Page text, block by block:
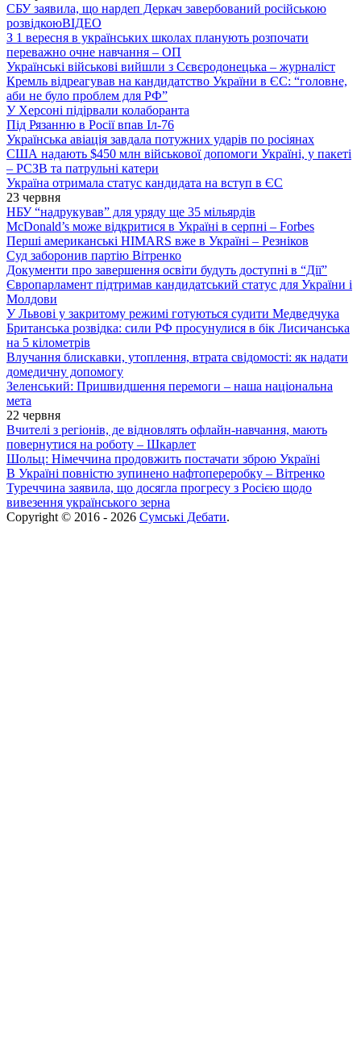
СБУ заявила, що нардеп Деркач завербований російською
розвідкоюВІДЕО
З 1 вересня в українських школах планують розпочати
переважно очне навчання – ОП
Українські військові вийшли з Сєвєродонецька – журналіст
Кремль відреагував на кандидатство України в ЄС: “головне,
аби не було проблем для РФ”
У Херсоні підірвали колаборанта
Під Рязанню в Росії впав Іл-76
Українська авіація завдала потужних ударів по росіянах
США надають $450 млн військової допомоги Україні, у пакеті
– РСЗВ та патрульні катери
Україна отримала статус кандидата на вступ в ЄС
23 червня
НБУ “надрукував” для уряду ще 35 мільярдів
McDonald’s може відкритися в Україні в серпні – Forbes
Перші американські HIMARS вже в Україні – Резніков
Суд заборонив партію Вітренко
Документи про завершення освіти будуть доступні в “Дії”
Європарламент підтримав кандидатський статус для України і
Молдови
У Львові у закритому режимі готуються судити Медведчука
Британська розвідка: сили РФ просунулися в бік Лисичанська
на 5 кілометрів
Влучання блискавки, утоплення, втрата свідомості: як надати
домедичну допомогу
Зеленський: Пришвидшення перемоги – наша національна
мета
22 червня
Вчителі з регіонів, де відновлять офлайн-навчання, мають
повернутися на роботу – Шкарлет
Шольц: Німеччина продовжить постачати зброю Україні
В Україні повністю зупинено нафтопереробку – Вітренко
Туреччина заявила, що досягла прогресу з Росією щодо
вивезення українського зерна
Copyright © 2016 - 2026 Сумські Дебати.